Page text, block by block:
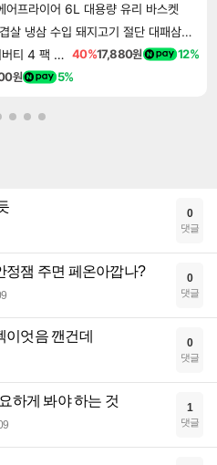
어프라이어 6L 대용량 유리 바스켓
냉삼 수입 돼지고기 절단 대패삼겹살
디제이맥스 리스펙트 V V 리버티 4 팩 DJMAX RESPECT V V Liberty 4 Pack DLC 40%17,880원 12%
원 5%
0
댓글
정잼 주면 페온아깝나? 0
댓글
이엇음 깬건데 0
댓글
하게 봐야 하는 것 1
댓글